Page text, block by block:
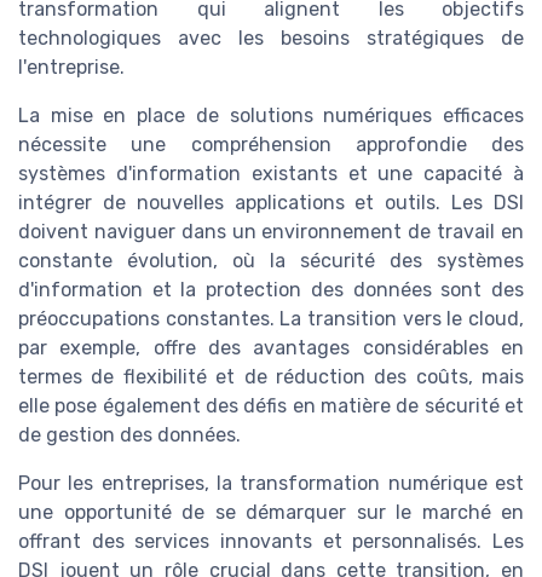
transformation qui alignent les objectifs
technologiques avec les besoins stratégiques de
l'entreprise.
La mise en place de solutions numériques efficaces
nécessite une compréhension approfondie des
systèmes d'information existants et une capacité à
intégrer de nouvelles applications et outils. Les DSI
doivent naviguer dans un environnement de travail en
constante évolution, où la sécurité des systèmes
d'information et la protection des données sont des
préoccupations constantes. La transition vers le cloud,
par exemple, offre des avantages considérables en
termes de flexibilité et de réduction des coûts, mais
elle pose également des défis en matière de sécurité et
de gestion des données.
Pour les entreprises, la transformation numérique est
une opportunité de se démarquer sur le marché en
offrant des services innovants et personnalisés. Les
DSI jouent un rôle crucial dans cette transition, en